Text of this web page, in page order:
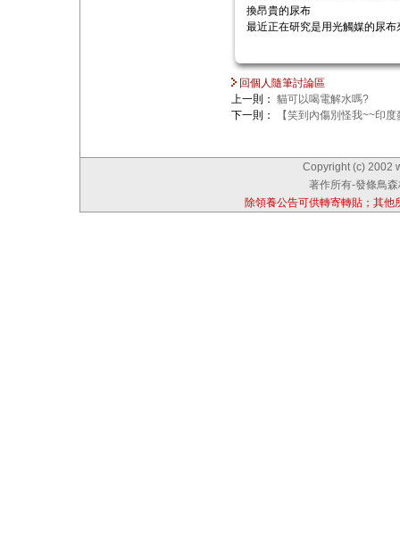
換昂貴的尿布
最近正在研究是用光觸媒的尿
回個人隨筆討論區
上一則： 貓可以喝電解水嗎?
下一則：
【笑到內傷別怪我~~印
Copyright (c) 2002
著作所有-發條鳥
除領養公告可供轉寄轉貼；其